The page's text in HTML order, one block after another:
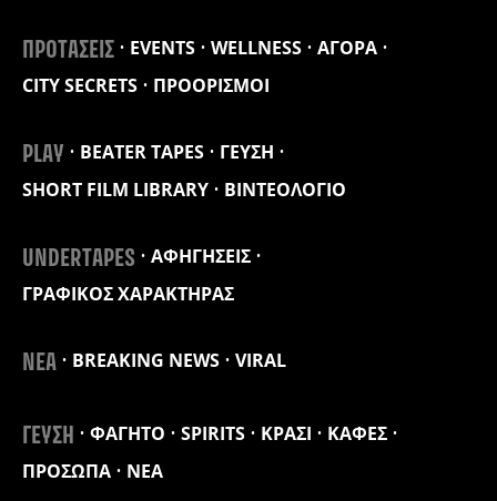
ΠΡΟΤΑΣΕΙΣ EVENTS WELLNESS
ΑΓΟΡΑ
CITY SECRETS
ΠΡΟΟΡΙΣΜΟΙ
PLAY BEATER TAPES
ΓΕΥΣΗ
SHORT FILM LIBRARY
ΒΙΝΤΕΟΛΟΓΙΟ
UNDERTAPES
ΑΦΗΓΗΣΕΙΣ
ΓΡΑΦΙΚΟΣ ΧΑΡΑΚΤΗΡΑΣ
ΝΕΑ BREAKING NEWS VIRAL
ΓΕΥΣΗ ΦΑΓΗΤΟ SPIRITS ΚΡΑΣΙ
ΚΑΦΕΣ
ΠΡΟΣΩΠΑ
ΝΕΑ